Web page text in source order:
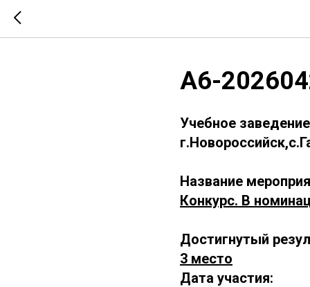
А6-
Учебное
Название
Конкурс. В
Достигнутый
3 место
Дата участия: